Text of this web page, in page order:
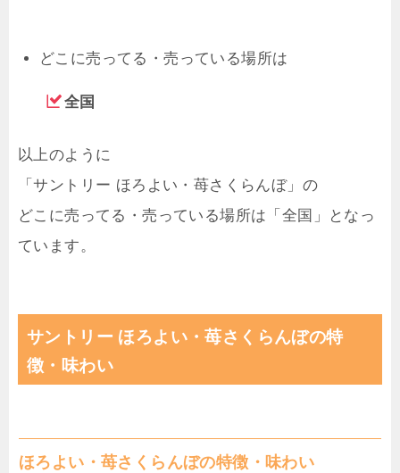
どこに売ってる・売っている場所は
全国
以上のように
「サントリー ほろよい・苺さくらんぼ」の
どこに売ってる・売っている場所は「全国」となっ
ています。
サントリー ほろよい・苺さくらんぼの特
徴・味わい
ほろよい・苺さくらんぼの特徴・味わい